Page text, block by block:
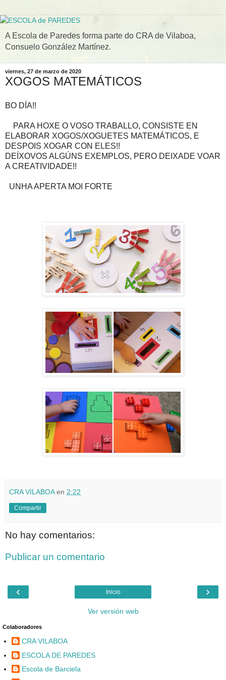
A Escola de Paredes forma parte do CRA de Vilaboa,
Consuelo González Martínez.
viernes, 27 de marzo de 2020
XOGOS MATEMÁTICOS
BO DÍA!!
PARA HOXE O VOSO TRABALLO, CONSISTE EN
ELABORAR XOGOS/XOGUETES MATEMÁTICOS, E
DESPOIS XOGAR CON ELES!!
DEÍXOVOS ALGÚNS EXEMPLOS, PERO DEIXADE VOAR
A CREATIVIDADE!!
UNHA APERTA MOI FORTE
CRA VILABOA en 2:22
Compartir
No hay comentarios:
Publicar un comentario
‹ ›
Inicio
Ver versión web
Colaboradores
CRA VILABOA
ESCOLA DE PAREDES
Escola de Barciela